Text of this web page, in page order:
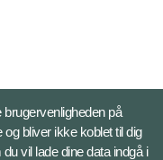
på
bliver ikke koblet til dig
vil lade dine data indgå i